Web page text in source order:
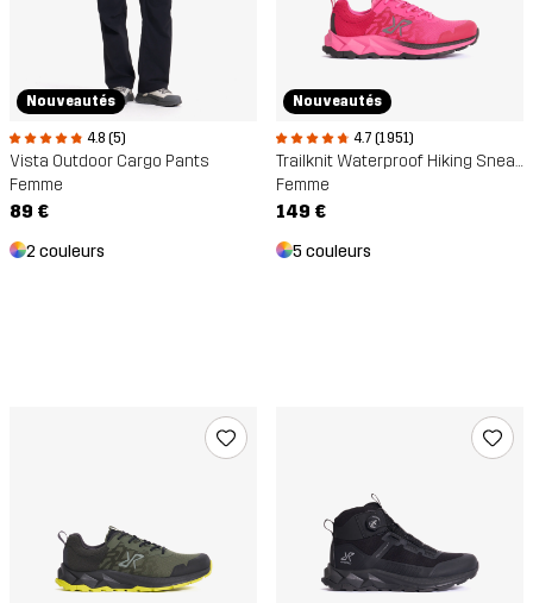
Nouveautés
4.8 (5)
Vista Outdoor Cargo Pants
Femme
89 €
2 couleurs
Nouveautés
4.7 (1 951)
Trailknit Waterproof Hiking Sneakers
Femme
149 €
5 couleurs